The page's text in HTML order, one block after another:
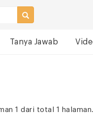
Tanya Jawab
1 dari total 1 halaman.